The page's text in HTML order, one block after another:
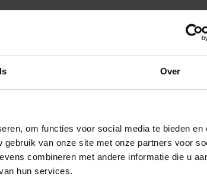
Over
om functies voor social media te bieden en
van onze site met onze partners voor
combineren met andere informatie die u
hun services.